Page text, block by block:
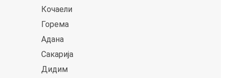
Кoчаели
Горема
Адана
Сакарија
Дидим